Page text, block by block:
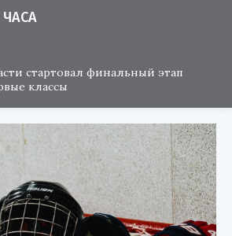
стартовал финальный этап
классы